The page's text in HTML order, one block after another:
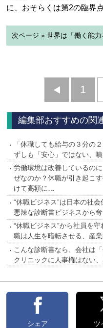
に、おそらくは第2の臨界
次ページ » 世界は「働く能
前
へ
1
編集部おすすめの関
「休職しても給与の３分の
ずしも「安心」ではない、
労働環境は改善しているの
ぜなのか？休職が引き起こ
けて高額に…
“休職ビジネス”は日本の社
悪辣な診断書ビジネスから
“休職ビジネス”から社員を
職は人生を暗転させる、産
こんな診断書なら、会社は
クリニックに人事権はない
シェア ツ